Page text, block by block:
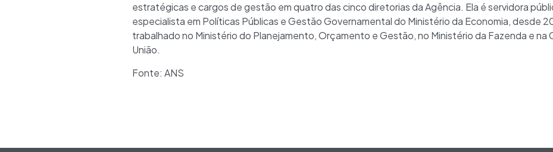
estratégicas e cargos de gestão em quatro das cinco diretorias da Agência. Ela é servidora
especialista em Políticas Públicas e Gestão Governamental do Ministério da Economia, desde
trabalhado no Ministério do Planejamento, Orçamento e Gestão, no Ministério da Fazenda e na
União.
Fonte: ANS